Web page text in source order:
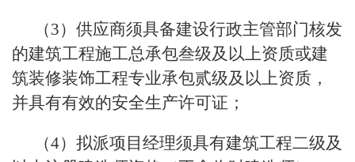
（3）供应商须具备建设行政主管部门核发
的建筑工程施工总承包叁级及以上资质或建
筑装修装饰工程专业承包贰级及以上资质，
并具有有效的安全生产许可证；
（4）拟派项目经理须具有建筑工程二级及